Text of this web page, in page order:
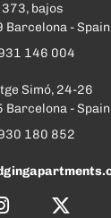
bajos
Barcelona - Spain
146 004
Simó, 24-26
Barcelona - Spain
180 852